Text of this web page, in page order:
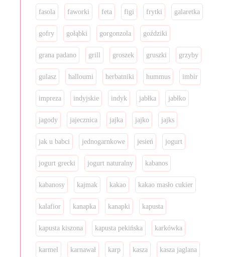
fasola faworki feta figi frytki galaretka
gofry gołąbki gorgonzola goździki
grana padano grill groszek gruszki grzyby
gulasz halloumi herbatniki hummus imbir
impreza indyjskie indyk jabłka jabłko
jagody jajecznica jajka jajko jajks
jak u babci jednogarnkowe jesień jogurt
jogurt grecki jogurt naturalny kabanos
kabanosy kajmak kakao kakao masło cukier
kalafior kanapka kanapki kapusta
kapusta kiszona kapusta pekińska karkówka
karmel karnawał karp kasza kasza jaglana